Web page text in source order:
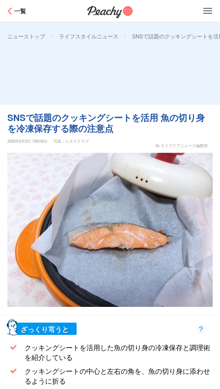
一覧
ニューストップ > ライフスタイルニュース > SNSで話題のクッキングシートを
SNSで話題のクッキングシートを活用 魚の切り身
を冷凍保存する際の注意点
2026年5月5日 13時30分
写真：レタスクラブ
by ライブドアニュース編集部
ざっくり言うと
クッキングシートを活用した魚の切り身の冷凍保存と調理術
を紹介している
クッキングシートの中心と左右の角を、魚の切り身に添わせ
るように折る